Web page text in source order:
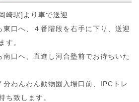
崎駅]より車で送迎
東口へ、４番階段を右手に下り、送迎
す。
口へ、直進し河合塾前でお待ちいた
わんわん動物園入場口前、IPCトレ
ち致します。